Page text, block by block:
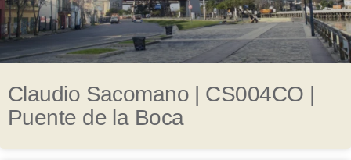
Claudio Sacomano | CS004CO |
Puente de la Boca